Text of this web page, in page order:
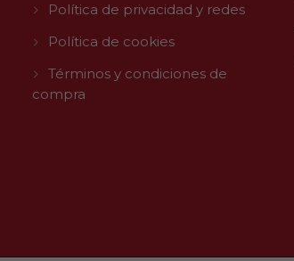
Política de privacidad y redes
Política de cookies
Términos y condiciones de
compra